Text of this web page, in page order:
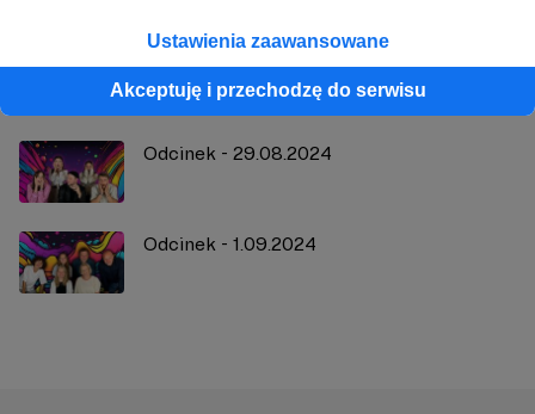
Ustawienia zaawansowane
Akceptuję i przechodzę do serwisu
Odcinek - 19.08.2024
Odcinek - 29.08.2024
Odcinek - 1.09.2024